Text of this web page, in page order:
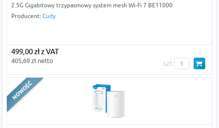
2.5G Gigabitowy trzypasmowy system mesh Wi-Fi 7 BE11000
Producent: Cudy
499,00 zł z VAT
405,69 zł netto szt